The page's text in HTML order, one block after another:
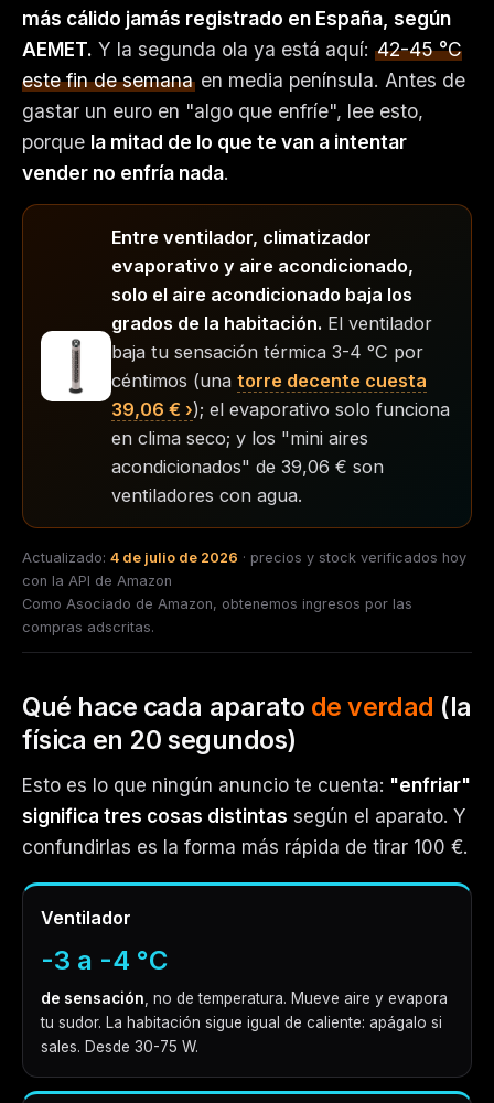
más cálido jamás registrado en España, según
AEMET. Y la segunda ola ya está aquí: 42-45 °C
este fin de semana en media península. Antes de
gastar un euro en "algo que enfríe", lee esto,
porque la mitad de lo que te van a intentar
vender no enfría nada.
Entre ventilador, climatizador
evaporativo y aire acondicionado,
solo el aire acondicionado baja los
grados de la habitación. El ventilador
baja tu sensación térmica 3-4 °C por
céntimos (una torre decente cuesta
39,06 €
); el evaporativo solo funciona
en clima seco; y los "mini aires
acondicionados" de 39,06 € son
ventiladores con agua.
Actualizado: 4 de julio de 2026 · precios y stock verificados hoy
con la API de Amazon
Como Asociado de Amazon, obtenemos ingresos por las
compras adscritas.
Qué hace cada aparato de verdad (la
física en 20 segundos)
Esto es lo que ningún anuncio te cuenta: "enfriar"
significa tres cosas distintas según el aparato. Y
confundirlas es la forma más rápida de tirar 100 €.
Ventilador
-3 a -4 °C
de sensación , no de temperatura. Mueve aire y evapora
tu sudor. La habitación sigue igual de caliente: apágalo si
sales. Desde 30-75 W.